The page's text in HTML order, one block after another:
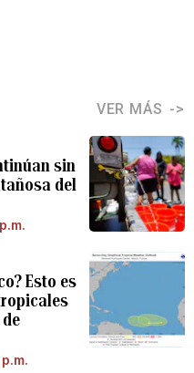
VER MÁS
sin
del
Esto es